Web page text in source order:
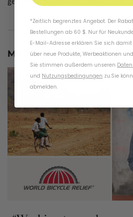
MARY –E-COMMERCE-
*Zeitlich begrenztes Angebot. Der
Bestellungen ab 60 $. Nur für
E-Mail-Adresse erklären Sie sich
über neue Produkte, Werbeaktionen
Sie stimmen außerdem unseren
und Nutzungsbedingungen zu.Sie
abmelden.